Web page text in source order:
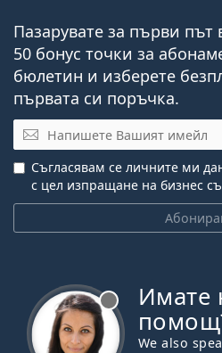
Пазарувате за първи път
50 бонус точки за
бюлетин и изберете
първата си поръчка.
Имейл
Съгласявам се личните ми
с цел изпращане на бизнес
Имате
We also